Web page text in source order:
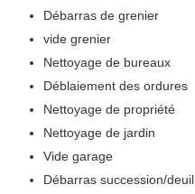
Débarras de grenier
vide grenier
Nettoyage de bureaux
Déblaiement des ordures
Nettoyage de propriété
Nettoyage de jardin
Vide garage
Débarras succession/deuil